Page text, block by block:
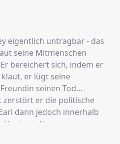
eigentlich untragbar - das
seine Mitmenschen
bereichert sich, indem er
er lügt seine
seinen Tod
zerstört er die politische
dann jedoch innerhalb
ein Vermögen